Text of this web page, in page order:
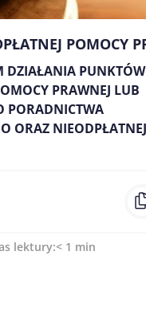
POMOCY
DZIAŁANIA PUNKTÓW
PRAWNEJ LUB
PORADNICTWA
ORAZ
lektury:< 1 min